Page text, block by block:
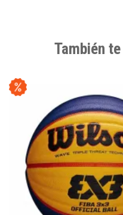
También